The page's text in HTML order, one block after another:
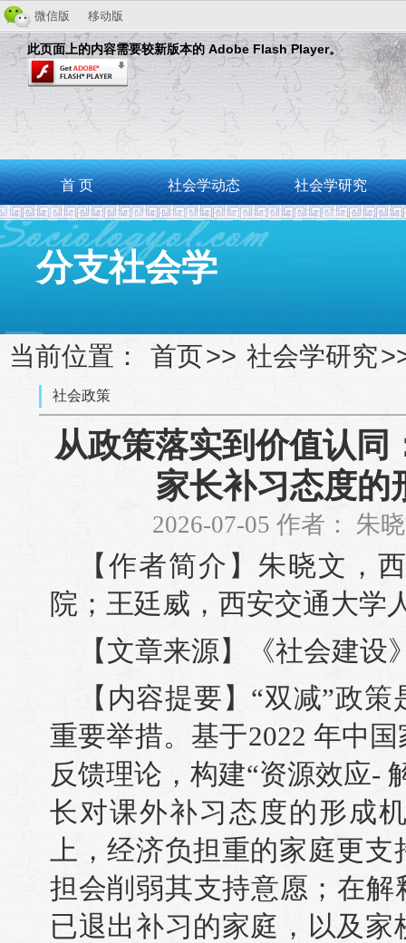
微信版 移动版
此页面上的内容需要较新版本的 Adobe Flash Player。
首 页 社会学动态 社会学研究
分支社会学
当前位置： 首页>> 社会学研究
社会政策
从政策落实到价值认同
家长补习态度的
2026-07-05 作者： 朱
【作者简介】朱晓文，
院；王廷威，西安交通大学
【文章来源】《社会建设
【内容提要】“双减”政
重要举措。基于2022 年中
反馈理论，构建“资源效应-
长对课外补习态度的形成
上，经济负担重的家庭更
担会削弱其支持意愿；在解
已退出补习的家庭，以及